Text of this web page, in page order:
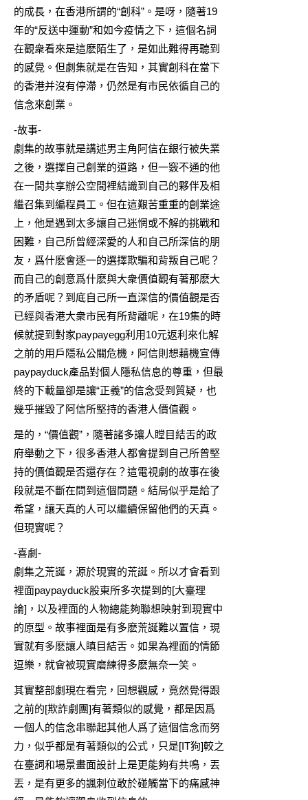
的成長，在香港所謂的“創科”。是呀，隨著19
年的“反送中運動”和如今疫情之下，這個名詞
在觀衆看來是這麽陌生了，是如此難得再聽到
的感覺。但劇集就是在告知，其實創科在當下
的香港并沒有停滯，仍然是有市民依循自己的
信念來創業。
-故事-
劇集的故事就是講述男主角阿信在銀行被失業
之後，選擇自己創業的道路，但一竅不通的他
在一間共享辦公空間裡結識到自己的夥伴及相
繼召集到編程員工。但在這艱苦重重的創業途
上，他是遇到太多讓自己迷惘或不解的挑戰和
困難，自己所曾經深愛的人和自己所深信的朋
友，爲什麽會逐一的選擇欺騙和背叛自己呢？
而自己的創意爲什麽與大衆價值觀有著那麽大
的矛盾呢？到底自己所一直深信的價值觀是否
已經與香港大衆市民有所背離呢，在19集的時
候就提到對家paypayegg利用10元返利來化解
之前的用戶隱私公關危機，阿信則想藉機宣傳
paypayduck產品對個人隱私信息的尊重，但最
終的下載量卻是讓“正義”的信念受到質疑，也
幾乎摧毀了阿信所堅持的香港人價值觀。
是的，“價值觀”，隨著諸多讓人瞠目結舌的政
府舉動之下，很多香港人都會提到自己所曾堅
持的價值觀是否還存在？這電視劇的故事在後
段就是不斷在問到這個問題。結局似乎是給了
希望，讓天真的人可以繼續保留他們的天真。
但現實呢？
-喜劇-
劇集之荒誕，源於現實的荒誕。所以才會看到
裡面paypayduck股東所多次提到的[大臺理
論]，以及裡面的人物總能夠聯想映射到現實中
的原型。故事裡面是有多麽荒誕難以置信，現
實就有多麽讓人瞋目結舌。如果為裡面的情節
逗樂，就會被現實磨練得多麽無奈一笑。
其實整部劇現在看完，回想觀感，竟然覺得跟
之前的[欺詐劇團]有著類似的感覺，都是因爲
一個人的信念串聯起其他人爲了這個信念而努
力，似乎都是有著類似的公式，只是[IT狗]較之
在臺詞和場景畫面設計上是更能夠有共鳴，丟
丟，是有更多的諷刺位敢於碰觸當下的痛感神